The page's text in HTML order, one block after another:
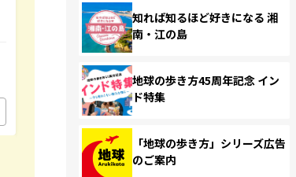
知れば知るほど好きになる 湘
南・江の島
地球の歩き方45周年記念 イン
ド特集
「地球の歩き方」シリーズ広告
のご案内